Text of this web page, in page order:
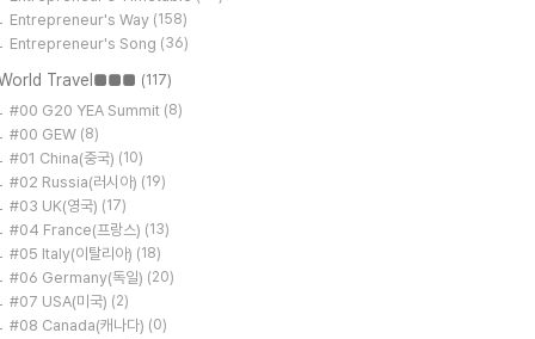
Entrepreneur's Way (158)
Entrepreneur's Song (36)
Travel■■■ (117)
#00 G20 YEA Summit (8)
#00 GEW (8)
#01 China(중국) (10)
#02 Russia(러시아) (19)
#03 UK(영국) (17)
#04 France(프랑스) (13)
#05 Italy(이탈리아) (18)
#06 Germany(독일) (20)
#07 USA(미국) (2)
#08 Canada(캐나다) (0)